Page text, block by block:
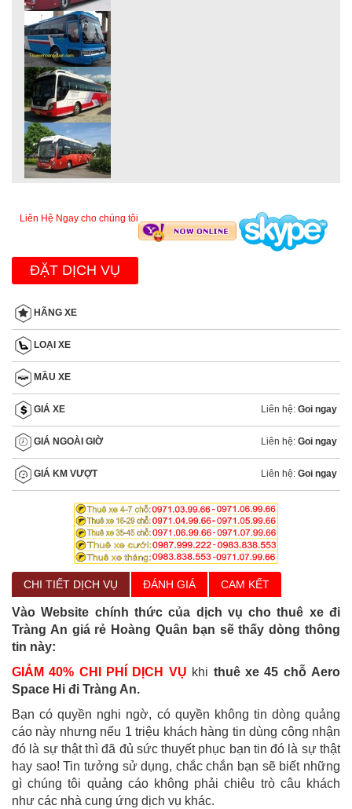
Liên Hệ Ngay cho chúng tôi
ĐẶT DỊCH VỤ
HÃNG XE
LOẠI XE
MẦU XE
GIÁ XE Liên hệ: Goi ngay
GIÁ NGOÀI GIỜ Liên hệ: Goi ngay
GIÁ KM VƯỢT Liên hệ: Goi ngay
CHI TIẾT DỊCH VỤ ĐÁNH GIÁ CAM KẾT
Vào Website chính thức của dịch vụ cho thuê xe đi
Tràng An giá rẻ Hoàng Quân bạn sẽ thấy dòng thông
tin này:
GIẢM 40% CHI PHÍ DỊCH VỤ khi thuê xe 45 chỗ Aero
Space Hi đi Tràng An.
Bạn có quyền nghi ngờ, có quyền không tin dòng quảng
cáo này nhưng nếu 1 triệu khách hàng tin dùng công nhận
đó là sự thật thì đã đủ sức thuyết phục bạn tin đó là sự thật
hay sao! Tin tưởng sử dụng, chắc chắn bạn sẽ biết những
gì chúng tôi quảng cáo không phải chiêu trò câu khách
như các nhà cung ứng dịch vụ khác.